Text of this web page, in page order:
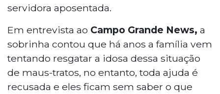
servidora aposentada.
Em entrevista ao Campo Grande News, a
sobrinha contou que há anos a família vem
tentando resgatar a idosa dessa situação
de maus-tratos, no entanto, toda ajuda é
recusada e eles ficam sem saber o que